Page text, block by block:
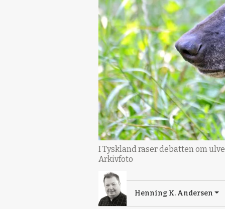
I Tyskland raser debatten om
Arkivfoto
Henning K. Andersen